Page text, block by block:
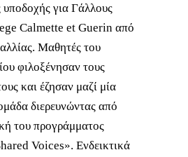
υποδοχής για Γάλλους
Calmette et Guerin από
Μαθητές του
φιλοξένησαν τους
και έζησαν μαζί μία
διερευνώντας από
του προγράμματος
Voices». Ενδεικτικά